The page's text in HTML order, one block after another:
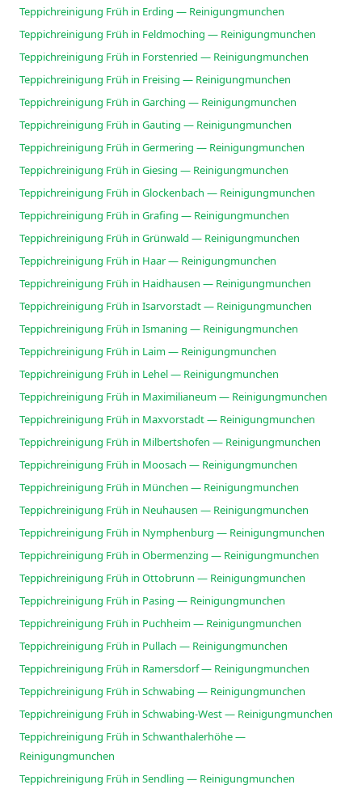
Teppichreinigung Früh in Erding — Reinigungmunchen
Teppichreinigung Früh in Feldmoching — Reinigungmunchen
Teppichreinigung Früh in Forstenried — Reinigungmunchen
Teppichreinigung Früh in Freising — Reinigungmunchen
Teppichreinigung Früh in Garching — Reinigungmunchen
Teppichreinigung Früh in Gauting — Reinigungmunchen
Teppichreinigung Früh in Germering — Reinigungmunchen
Teppichreinigung Früh in Giesing — Reinigungmunchen
Teppichreinigung Früh in Glockenbach — Reinigungmunchen
Teppichreinigung Früh in Grafing — Reinigungmunchen
Teppichreinigung Früh in Grünwald — Reinigungmunchen
Teppichreinigung Früh in Haar — Reinigungmunchen
Teppichreinigung Früh in Haidhausen — Reinigungmunchen
Teppichreinigung Früh in Isarvorstadt — Reinigungmunchen
Teppichreinigung Früh in Ismaning — Reinigungmunchen
Teppichreinigung Früh in Laim — Reinigungmunchen
Teppichreinigung Früh in Lehel — Reinigungmunchen
Teppichreinigung Früh in Maximilianeum — Reinigungmunchen
Teppichreinigung Früh in Maxvorstadt — Reinigungmunchen
Teppichreinigung Früh in Milbertshofen — Reinigungmunchen
Teppichreinigung Früh in Moosach — Reinigungmunchen
Teppichreinigung Früh in München — Reinigungmunchen
Teppichreinigung Früh in Neuhausen — Reinigungmunchen
Teppichreinigung Früh in Nymphenburg — Reinigungmunchen
Teppichreinigung Früh in Obermenzing — Reinigungmunchen
Teppichreinigung Früh in Ottobrunn — Reinigungmunchen
Teppichreinigung Früh in Pasing — Reinigungmunchen
Teppichreinigung Früh in Puchheim — Reinigungmunchen
Teppichreinigung Früh in Pullach — Reinigungmunchen
Teppichreinigung Früh in Ramersdorf — Reinigungmunchen
Teppichreinigung Früh in Schwabing — Reinigungmunchen
Teppichreinigung Früh in Schwabing-West — Reinigungmunchen
Teppichreinigung Früh in Schwanthalerhöhe —
Reinigungmunchen
Teppichreinigung Früh in Sendling — Reinigungmunchen